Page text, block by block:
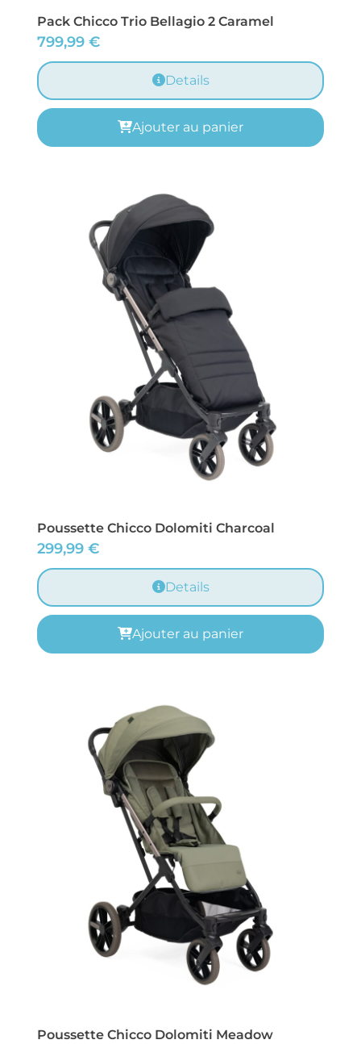
Pack Chicco Trio Bellagio 2 Caramel
799,99 €
Details
Ajouter au panier
Poussette Chicco Dolomiti Charcoal
299,99 €
Details
Ajouter au panier
Poussette Chicco Dolomiti Meadow